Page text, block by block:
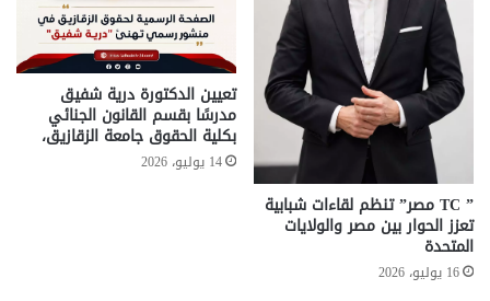
” TC مصر” تنظم لقاءات شبابية
تعزز الحوار بين مصر والولايات
المتحدة
16 يوليو، 2026
تعيين الدكتورة درية شفيق
مدرسًا بقسم القانون الجنائي
بكلية الحقوق جامعة الزقازيق،
14 يوليو، 2026